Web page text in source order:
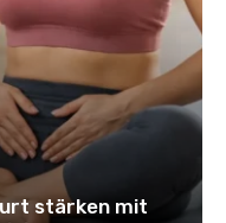
stärken mit